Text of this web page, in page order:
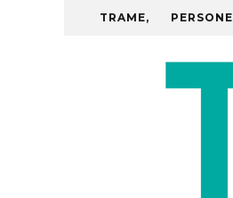
TRAME, PERSONE